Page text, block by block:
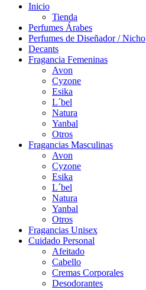
Inicio
Tienda
Perfumes Árabes
Perfumes de Diseñador / Nicho
Decants
Fragancia Femeninas
Avon
Cyzone
Esika
L´bel
Natura
Yanbal
Otros
Fragancias Masculinas
Avon
Cyzone
Esika
L´bel
Natura
Yanbal
Otros
Fragancias Unisex
Cuidado Personal
Afeitado
Cabello
Cremas Corporales
Desodorantes